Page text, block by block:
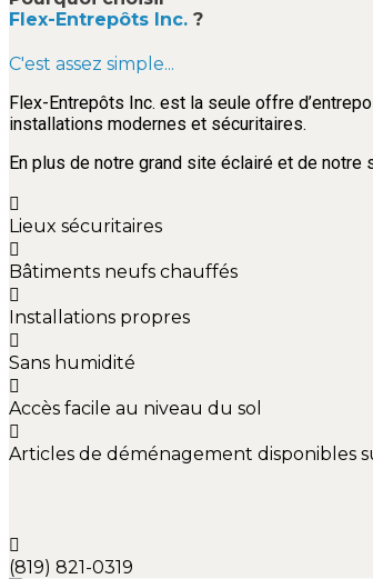
Flex-Entrepôts Inc. ?
C'est assez simple...
Flex-Entrepôts Inc. est la seule offre
installations modernes et sécuritaires.
En plus de notre grand site éclairé et de
Lieux sécuritaires
Bâtiments neufs chauffés
Installations propres
Sans humidité
Accès facile au niveau du sol
Articles de déménagement disponibles
(819) 821-0319